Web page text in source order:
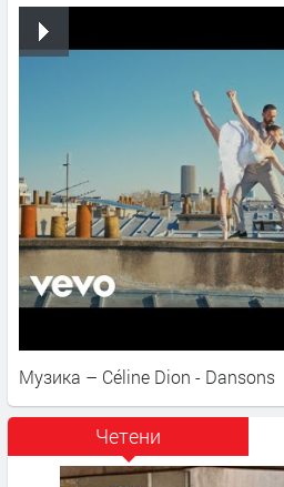
Музика – Céline Dion - Dansons
Четени